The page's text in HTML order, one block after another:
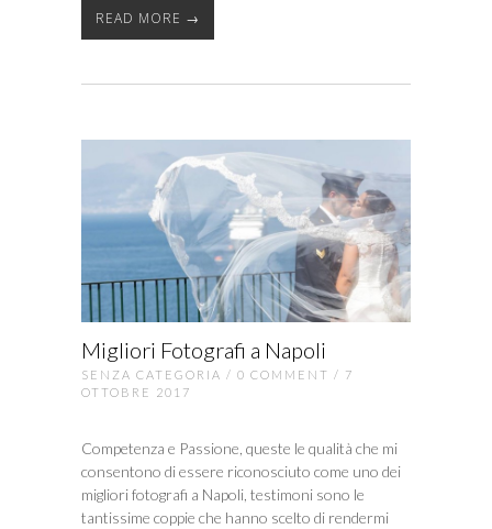
READ MORE →
Migliori Fotografi a Napoli
SENZA CATEGORIA / 0 COMMENT / 7
OTTOBRE 2017
Competenza e Passione, queste le qualità che mi
consentono di essere riconosciuto come uno dei
migliori fotografi a Napoli, testimoni sono le
tantissime coppie che hanno scelto di rendermi